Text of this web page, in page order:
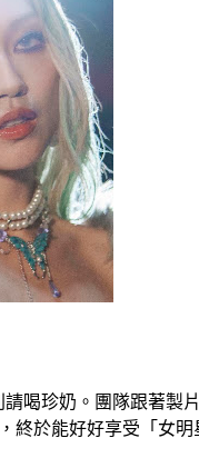
喝珍奶。團隊跟著製
終於能好好享受「女明